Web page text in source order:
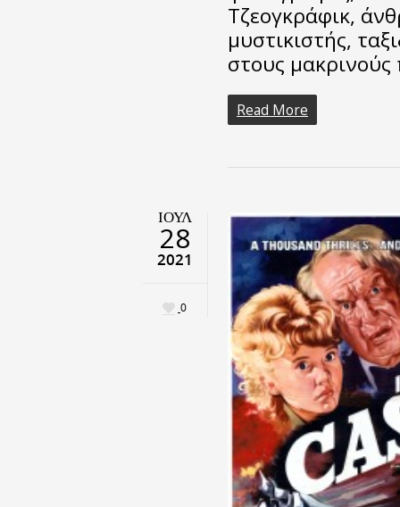
Τζεογκράφικ,
μυστικιστής,
στους
Read More
ΙΟΎΛ
28
2021
0